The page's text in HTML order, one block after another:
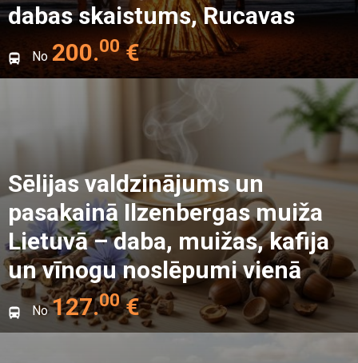
dabas skaistums, Rucavas
kultūra un Liepājas jūras
saulrieti
No 200.00€
Sēlijas valdzinājums un
pasakainā Ilzenbergas muiža
Lietuvā – daba, muižas, kafija
un vīnogu noslēpumi vienā
ceļojumā
No 127.00€